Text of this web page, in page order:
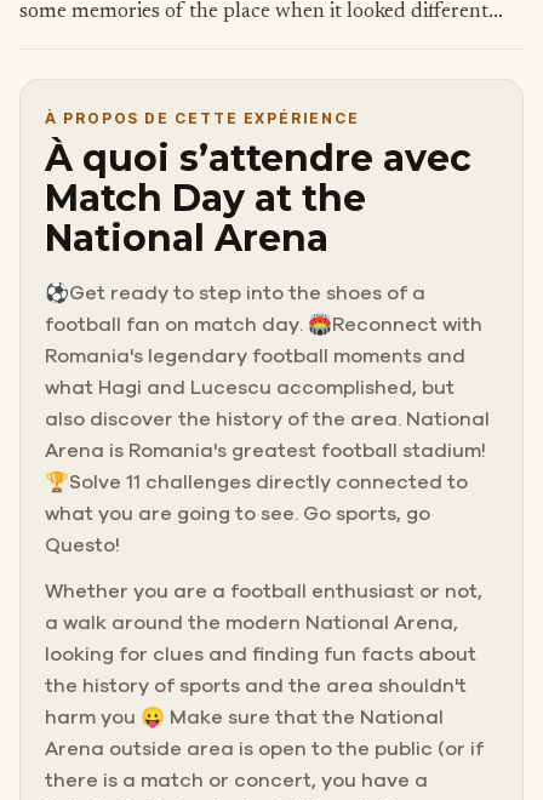
some memories of the place when it looked different...
À PROPOS DE CETTE EXPÉRIENCE
À quoi s’attendre avec
Match Day at the
National Arena
⚽Get ready to step into the shoes of a
football fan on match day. 🏟️Reconnect with
Romania's legendary football moments and
what Hagi and Lucescu accomplished, but
also discover the history of the area. National
Arena is Romania's greatest football stadium!
🏆Solve 11 challenges directly connected to
what you are going to see. Go sports, go
Questo!
Whether you are a football enthusiast or not,
a walk around the modern National Arena,
looking for clues and finding fun facts about
the history of sports and the area shouldn't
harm you 😛 Make sure that the National
Arena outside area is open to the public (or if
there is a match or concert, you have a